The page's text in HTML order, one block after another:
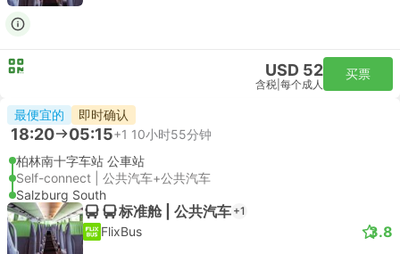
USD 52
含税 每个成人
买票
最便宜的 即时确认
18:20 05:15+1 10小时55分钟
柏林南十字车站 公車站
Self-connect | 公共汽车+公共汽车
Salzburg South
标准舱 | 公共汽车 +1
FlixBus 3.8